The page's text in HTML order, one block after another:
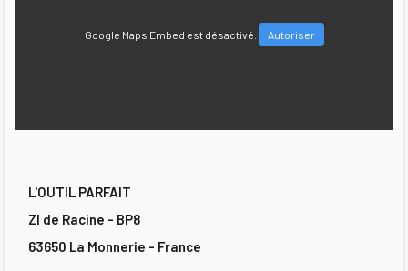
Google Maps Embed est désactivé. Autoriser
L'OUTIL PARFAIT
ZI de Racine - BP8
63650 La Monnerie - France